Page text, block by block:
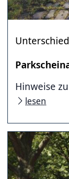
Hinweise
lesen